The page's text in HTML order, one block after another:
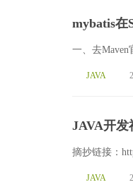
mybatis在
一、去Maven
JAVA
JAVA开
摘抄链接：
JAVA